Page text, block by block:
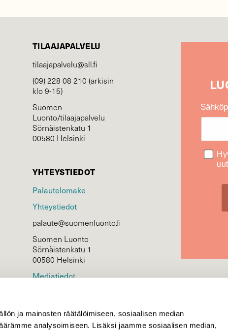
ja mainosten räätälöimiseen, sosiaalisen median
analysoimiseen. Lisäksi jaamme sosiaalisen median,
TILAAJAPALVELU
tilaajapalvelu@sll.fi
(09) 228 08 210 (arkisin
klo 9-15)
Suomen
Luonto/tilaajapalvelu
Sörnäistenkatu 1
00580 Helsinki
YHTEYSTIEDOT
Palautelomake
Yhteystiedot
palaute@suomenluonto.fi
Suomen Luonto
Sörnäistenkatu 1
00580 Helsinki
Mediatiedot
KIRJAUDU